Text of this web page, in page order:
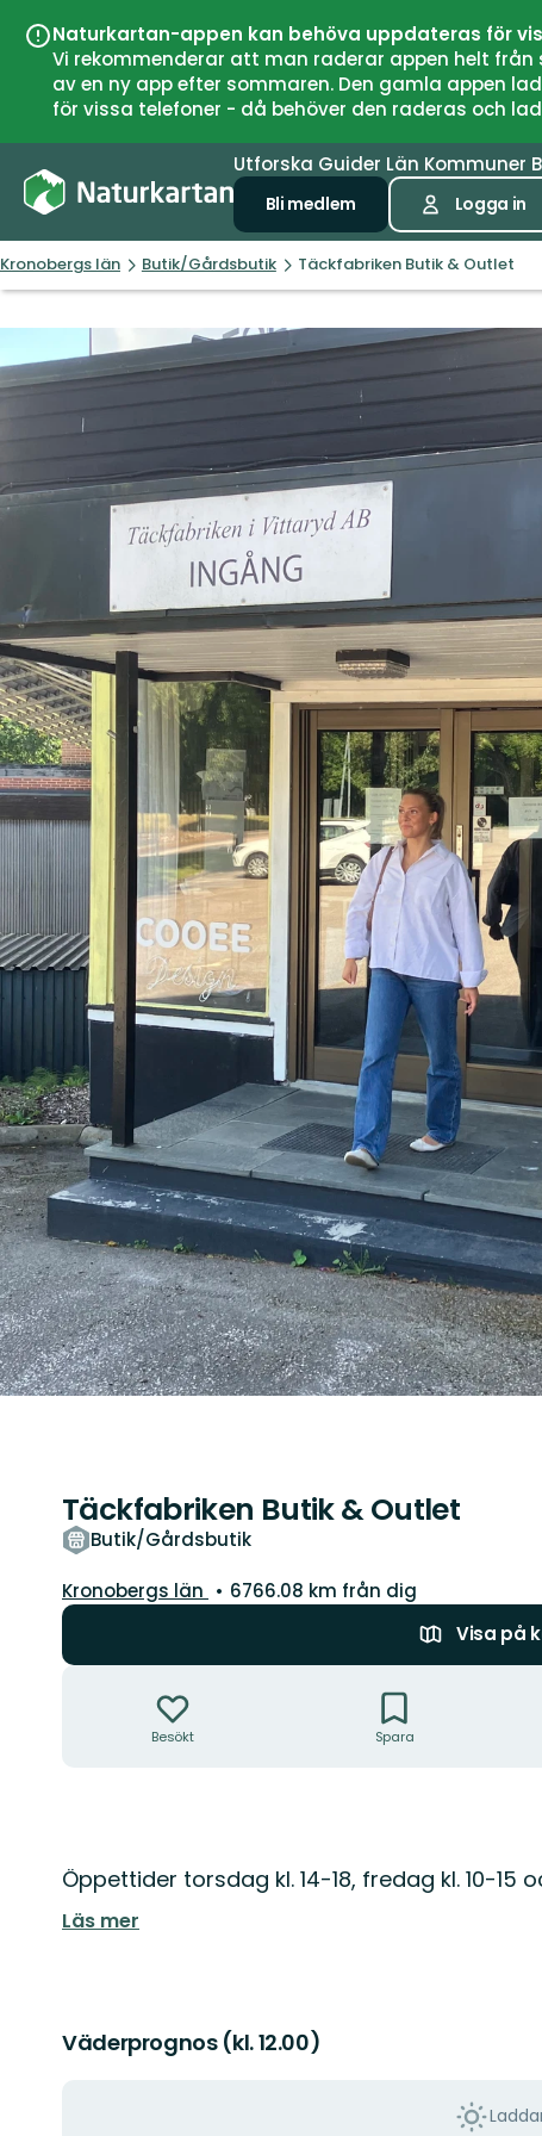
Naturkartan-appen kan behöva uppdateras för
Vi rekommenderar att man raderar appen helt
av en ny app efter sommaren. Den gamla appen
för vissa telefoner - då behöver den raderas och
Utforska Guider Län Kommuner
Bli medlem Logga in
Kronobergs län Butik/Gårdsbutik Täckfabriken Butik & Outlet
Täckfabriken Butik & Outlet
Butik/Gårdsbutik
Län:
Kronobergs län
6766.08 km från dig
Visa på
Besökt Spara
Beskrivning
Öppettider torsdag kl. 14-18, fredag kl. 10-15
Läs mer
Väderprognos (kl. 12.00)